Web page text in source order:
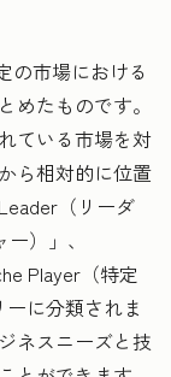
の市場における
めたものです。
ている市場を対
ら相対的に位置
（リーダ
）」、
Player（特定
に分類されま
ネスニーズと技